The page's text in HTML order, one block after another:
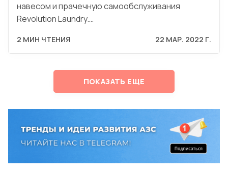
навесом и прачечную самообслуживания
Revolution Laundry.…
2 МИН ЧТЕНИЯ 22 МАР. 2022 Г.
ПОКАЗАТЬ ЕЩЕ